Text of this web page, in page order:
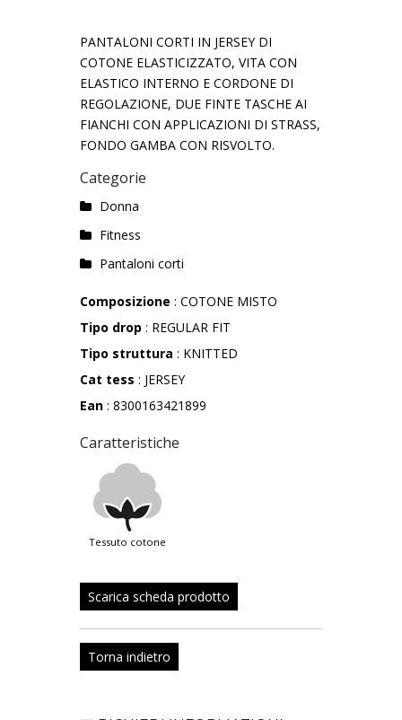
PANTALONI CORTI IN JERSEY DI
COTONE ELASTICIZZATO, VITA CON
ELASTICO INTERNO E CORDONE DI
REGOLAZIONE, DUE FINTE TASCHE AI
FIANCHI CON APPLICAZIONI DI STRASS,
FONDO GAMBA CON RISVOLTO.
Categorie
Donna
Fitness
Pantaloni corti
Composizione : COTONE MISTO
Tipo drop : REGULAR FIT
Tipo struttura : KNITTED
Cat tess : JERSEY
Ean : 8300163421899
Caratteristiche
tessuto cotone
Scarica scheda prodotto
Torna indietro